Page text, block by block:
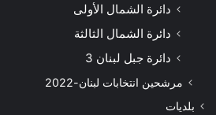
دائرة الشمال الأولى
دائرة الشمال الثالثة
دائرة جبل لبنان 3
مرشحين انتخابات لبنان-2022
بلديات